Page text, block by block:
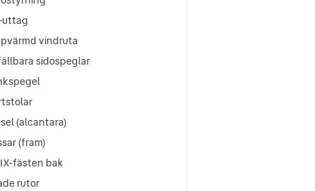
uttag
vindruta
sidospeglar
(alcantara)
(fram)
fästen bak
rutor